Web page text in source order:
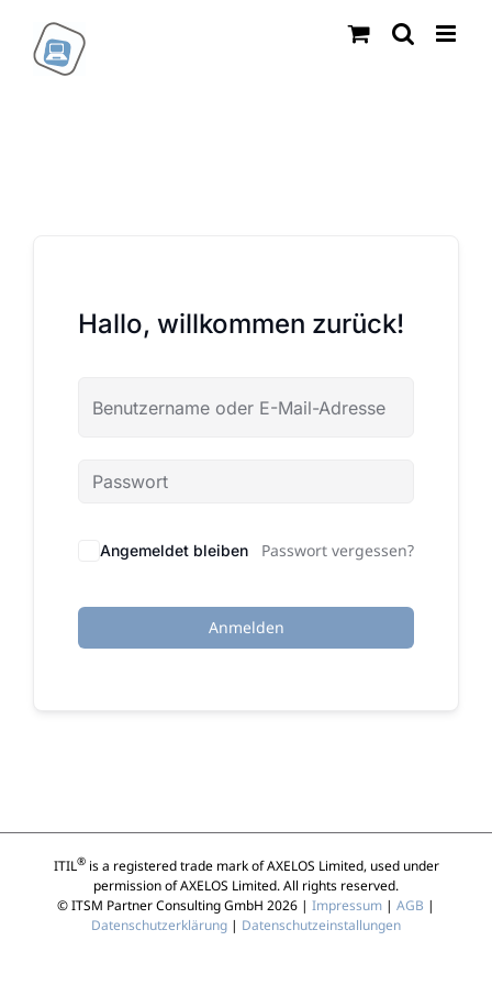
Inhalt
springen
Hallo, willkommen zurück!
Angemeldet bleiben Passwort vergessen?
Anmelden
ITIL®is a registered trade mark of AXELOS Limited, used under
permission of AXELOS Limited. All rights reserved.
© ITSM Partner Consulting GmbH 2026 | Impressum | AGB |
Datenschutzerklärung | Datenschutzeinstallungen